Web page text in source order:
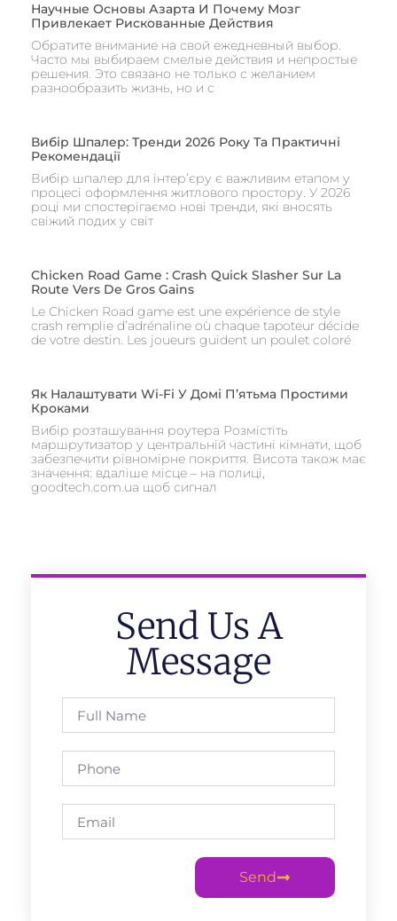
Научные Основы Азарта И Почему Мозг
Привлекает Рискованные Действия
Обратите внимание на свой ежедневный выбор.
Часто мы выбираем смелые действия и непростые
решения. Это связано не только с желанием
разнообразить жизнь, но и с
Вибір Шпалер: Тренди 2026 Року Та Практичні
Рекомендації
Вибір шпалер для інтер’єру є важливим етапом у
процесі оформлення житлового простору. У 2026
році ми спостерігаємо нові тренди, які вносять
свіжий подих у світ
Chicken Road Game : Crash Quick Slasher Sur La
Route Vers De Gros Gains
Le Chicken Road game est une expérience de style
crash remplie d’adrénaline où chaque tapoteur décide
de votre destin. Les joueurs guident un poulet coloré
Як Налаштувати Wi-Fi У Домі П’ятьма Простими
Кроками
Вибір розташування роутера Розмістіть
маршрутизатор у центральній частині кімнати, щоб
забезпечити рівномірне покриття. Висота також має
значення: вдаліше місце – на полиці,
goodtech.com.ua щоб сигнал
Send Us A
Message
Send